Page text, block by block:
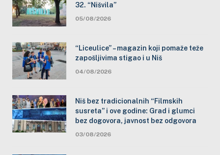
32. “Nišvila”
05/08/2026
“Liceulice” – magazin koji pomaže teže
zapošljivima stigao i u Niš
04/08/2026
Niš bez tradicionalnih “Filmskih
susreta” i ove godine: Grad i glumci
bez dogovora, javnost bez odgovora
03/08/2026